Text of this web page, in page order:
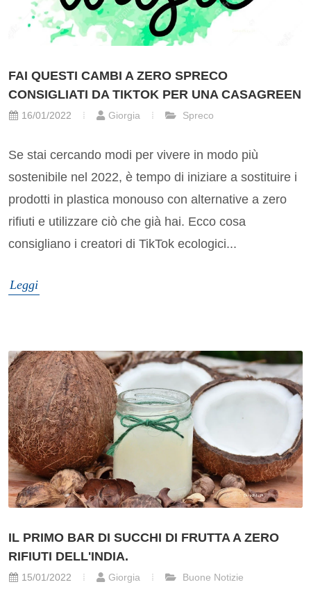
FAI QUESTI CAMBI A ZERO SPRECO
CONSIGLIATI DA TIKTOK PER UNA CASAGREEN
16/01/2022 Giorgia Spreco
Se stai cercando modi per vivere in modo più
sostenibile nel 2022, è tempo di iniziare a sostituire i
prodotti in plastica monouso con alternative a zero
rifiuti e utilizzare ciò che già hai. Ecco cosa
consigliano i creatori di TikTok ecologici...
Leggi
IL PRIMO BAR DI SUCCHI DI FRUTTA A ZERO
RIFIUTI DELL'INDIA.
15/01/2022 Giorgia Buone Notizie